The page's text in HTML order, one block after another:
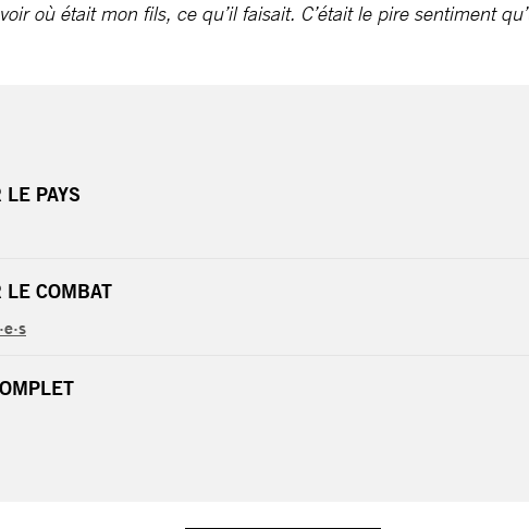
où était mon fils, ce qu’il faisait. C’était le pire sentiment
PAYS
COMBAT